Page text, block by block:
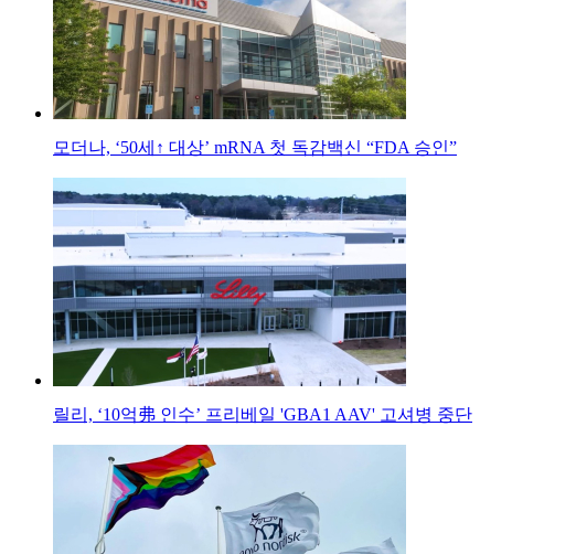
모더나, ‘50세↑ 대상’ mRNA 첫 독감백신 “FDA 승인”
릴리, ‘10억弗 인수’ 프리베일 'GBA1 AAV' 고셔병 중단